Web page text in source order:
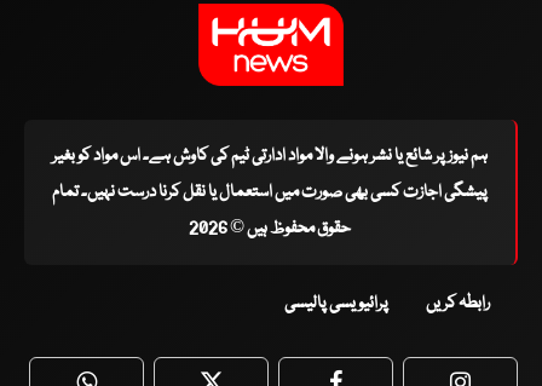
ہم نیوز پر شائع یا نشر ہونے والا مواد ادارتی ٹیم کی کاوش ہے۔ اس مواد کو بغیر
پیشگی اجازت کسی بھی صورت میں استعمال یا نقل کرنا درست نہیں۔ تمام
حقوق محفوظ ہیں © 2026
رابطہ کریں پرائیویسی پالیسی